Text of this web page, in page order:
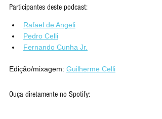
Participantes deste podcast:
Rafael de Angeli
Pedro Celli
Fernando Cunha Jr.
Edição/mixagem: Guilherme Celli
Ouça diretamente no Spotify: